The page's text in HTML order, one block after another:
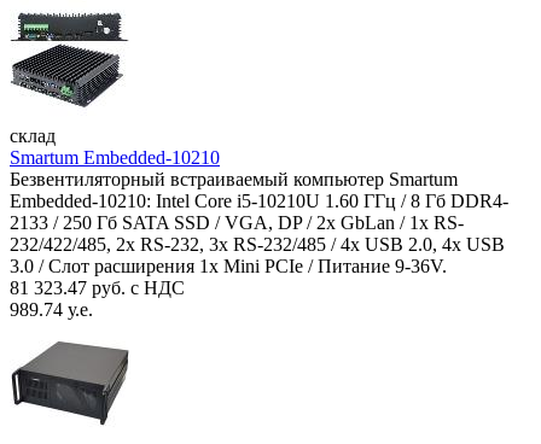
склад
Smartum Embedded-10210
Безвентиляторный встраиваемый компьютер Smartum
Embedded-10210: Intel Core i5-10210U 1.60 ГГц / 8 Гб DDR4-
2133 / 250 Гб SATA SSD / VGA, DP / 2х GbLan / 1х RS-
232/422/485, 2x RS-232, 3x RS-232/485 / 4x USB 2.0, 4х USB
3.0 / Слот расширения 1x Mini PCIe / Питание 9-36V.
81 323.47 руб. с НДС
989.74 у.е.